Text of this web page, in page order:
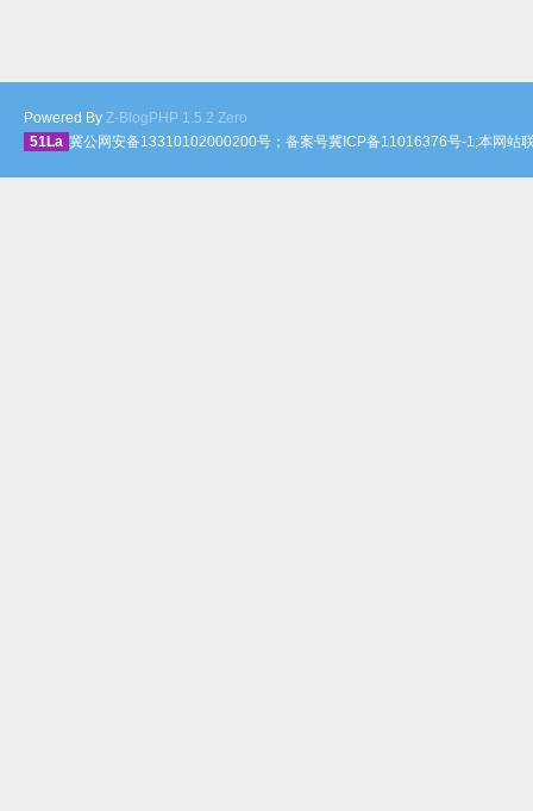
Powered By Z-BlogPHP 1.5.2 Zero
51La 冀公网安备13310102000200号；备案号冀ICP备11016376号-1;本网站